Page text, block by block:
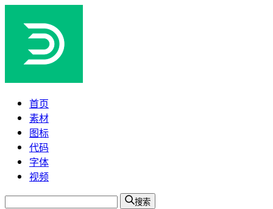
首页
素材
图标
代码
字体
视频
搜索